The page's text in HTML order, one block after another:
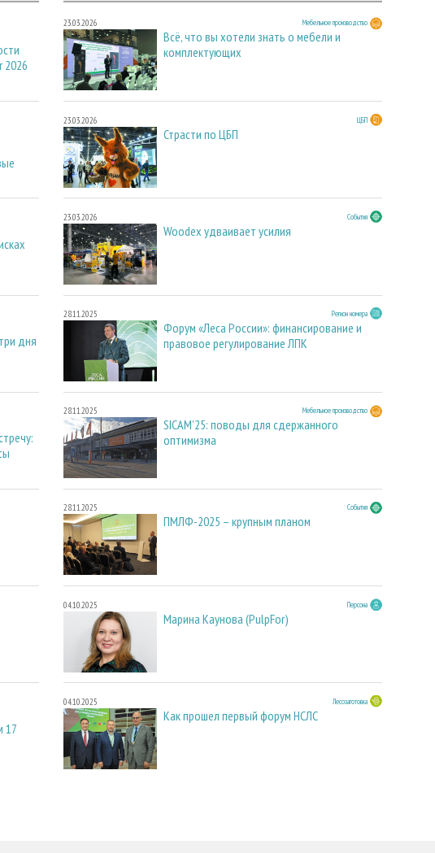
2026
дня
17
23.03.2026 Мебельное производство
Всё, что вы хотели знать о мебели и
комплектующих
23.03.2026 ЦБП
Страсти по ЦБП
23.03.2026 События
Woodex удваивает усилия
28.11.2025 Регион номера
Форум «Леса России»: финансирование и
правовое регулирование ЛПК
28.11.2025 Мебельное производство
SICAM'25: поводы для сдержанного
оптимизма
28.11.2025 События
ПМЛФ-2025 – крупным планом
04.10.2025 Персона
Марина Каунова (PulpFor)
04.10.2025 Лесозаготовка
Как прошел первый форум НСЛС